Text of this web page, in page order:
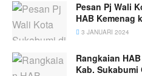
Pesan Pj Wali
HAB Kemenag
3 JANUARI 2024
Rangkaian
Kab. Sukabumi